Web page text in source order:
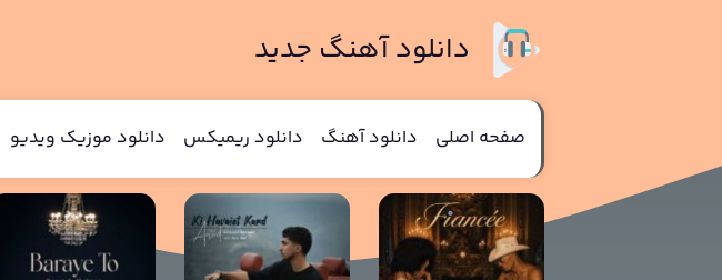
دانلود آهنگ جدید
صفحه اصلی دانلود آهنگ دانلود ریمیکس دانلود موزیک ویدیو